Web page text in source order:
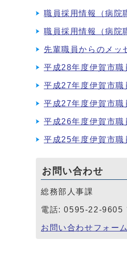
職員採用情報（病院
職員採用情報（病院
先輩職員からのメッ
平成28年度伊賀市職
平成27年度伊賀市職
平成27年度伊賀市職
平成26年度伊賀市職
平成25年度伊賀市職
お問い合わせ
総務部人事課
電話: 0595-22-9605
お問い合わせフォーム